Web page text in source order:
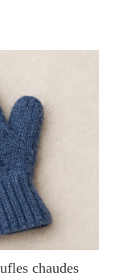
chaudes